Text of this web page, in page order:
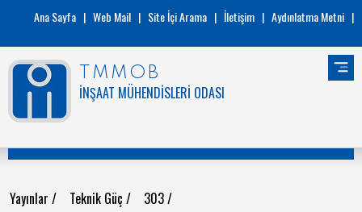
Ana Sayfa | Web Mail | Site İçi Arama | İletişim | Aydınlatma Metni |
TMMOB
İNŞAAT MÜHENDİSLERİ ODASI
Yayınlar / Teknik Güç / 303/